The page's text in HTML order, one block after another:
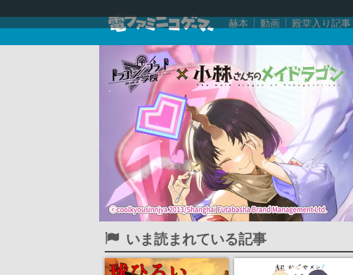
赫本 動画 殿堂入り記事
いま読まれている記事